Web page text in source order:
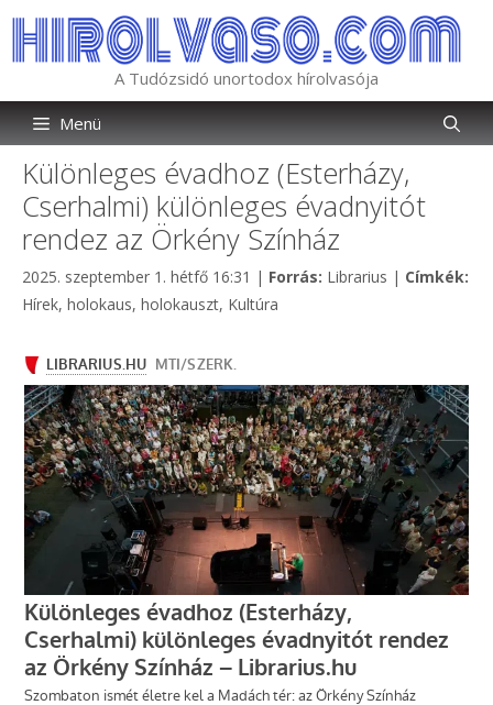
tartalomba
A Tudózsidó unortodox hírolvasója
Menü
Különleges évadhoz (Esterházy,
Cserhalmi) különleges évadnyitót
rendez az Örkény Színház
2025. szeptember 1. hétfő 16:31 | Forrás: Kategória
Librarius | Címkék:
Címkék
Hírek, holokaus, holokauszt, Kultúra